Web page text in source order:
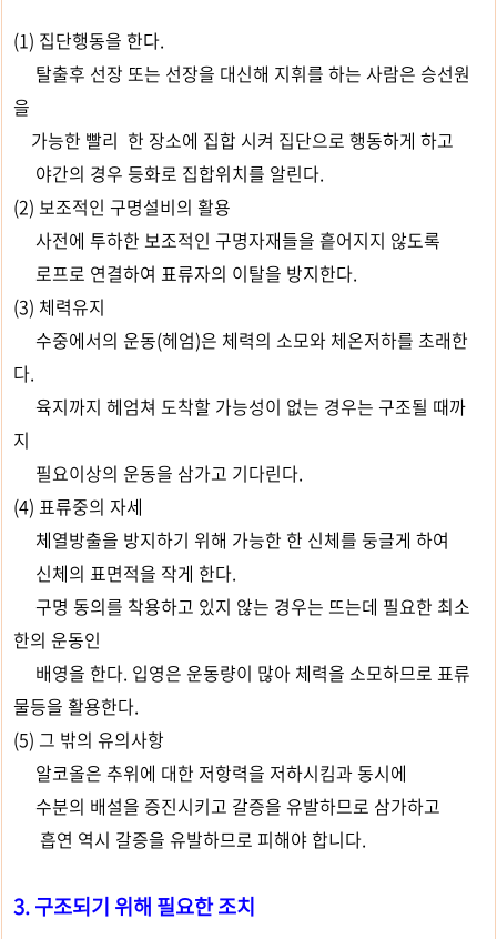
(1) 집단행동을 한다.
탈출후 선장 또는 선장을 대신해 지휘를 하는 사람은 승선원
을
가능한 빨리 한 장소에 집합 시켜 집단으로 행동하게 하고
야간의 경우 등화로 집합위치를 알린다.
(2) 보조적인 구명설비의 활용
사전에 투하한 보조적인 구명자재들을 흩어지지 않도록
로프로 연결하여 표류자의 이탈을 방지한다.
(3) 체력유지
수중에서의 운동(헤엄)은 체력의 소모와 체온저하를 초래한
다.
육지까지 헤엄쳐 도착할 가능성이 없는 경우는 구조될 때까
지
필요이상의 운동을 삼가고 기다린다.
(4) 표류중의 자세
체열방출을 방지하기 위해 가능한 한 신체를 둥글게 하여
신체의 표면적을 작게 한다.
구명 동의를 착용하고 있지 않는 경우는 뜨는데 필요한 최소
한의 운동인
배영을 한다. 입영은 운동량이 많아 체력을 소모하므로 표류
물등을 활용한다.
(5) 그 밖의 유의사항
알코올은 추위에 대한 저항력을 저하시킴과 동시에
수분의 배설을 증진시키고 갈증을 유발하므로 삼가하고
흡연 역시 갈증을 유발하므로 피해야 합니다.
3. 구조되기 위해 필요한 조치